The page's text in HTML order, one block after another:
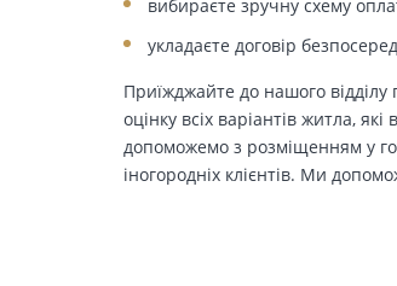
вибираєте зручну схему
укладаєте договір
Приїжджайте до нашого
оцінку всіх варіантів житла,
допоможемо з розміщенням у
іногородніх клієнтів. Ми